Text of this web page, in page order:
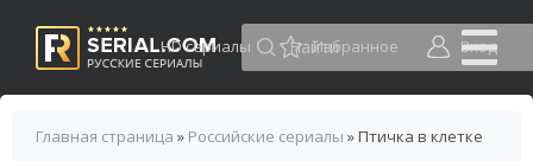
HD сериалы Избранное Вход
Главная страница » Российские сериалы » Птичка в клетке